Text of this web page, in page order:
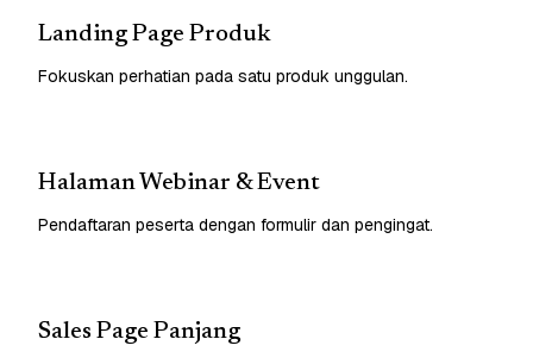
Landing Page Produk
Fokuskan perhatian pada satu produk unggulan.
Halaman Webinar & Event
Pendaftaran peserta dengan formulir dan pengingat.
Sales Page Panjang